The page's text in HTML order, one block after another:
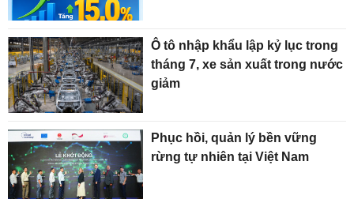
Ô tô nhập khẩu lập kỷ lục trong
tháng 7, xe sản xuất trong nước
giảm
Phục hồi, quản lý bền vững
rừng tự nhiên tại Việt Nam